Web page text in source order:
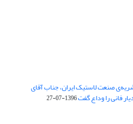
صنعت لاستیک ایران، جناب آقای
فانی را وداع گفت1396-07-27